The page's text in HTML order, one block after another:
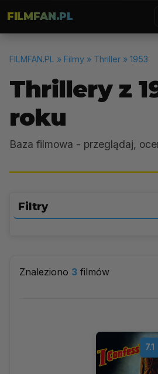
FILMFAN.PL
FILMFAN.PL » Filmy » Thriller » 1953
Thrillery z
roku
Baza filmowa - przeglądaj,
Filtry
Znaleziono 3 filmów
7.1